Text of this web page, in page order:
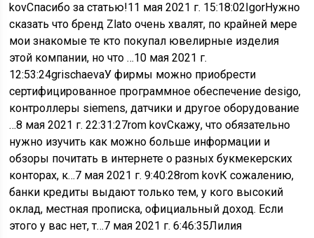
kovСпасибо за статью!11 мая 2021 г. 15:18:02IgorНужно
сказать что бренд Zlato очень хвалят, по крайней мере
мои знакомые те кто покупал ювелирные изделия
этой компании, но что …10 мая 2021 г.
12:53:24grischaevaУ фирмы можно приобрести
сертифицированное программное обеспечение desigo,
контроллеры siemens, датчики и другое оборудование
…8 мая 2021 г. 22:31:27rom kovСкажу, что обязательно
нужно изучить как можно больше информации и
обзоры почитать в интернете о разных букмекерских
конторах, к…7 мая 2021 г. 9:40:28rom kovК сожалению,
банки кредиты выдают только тем, у кого высокий
оклад, местная прописка, официальный доход. Если
этого у вас нет, т…7 мая 2021 г. 6:46:35Лилия